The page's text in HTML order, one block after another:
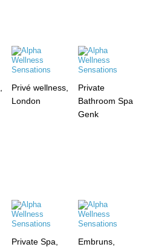
Privé wellness,
London
Private
Bathroom Spa
Genk
Private Spa,
Embruns,